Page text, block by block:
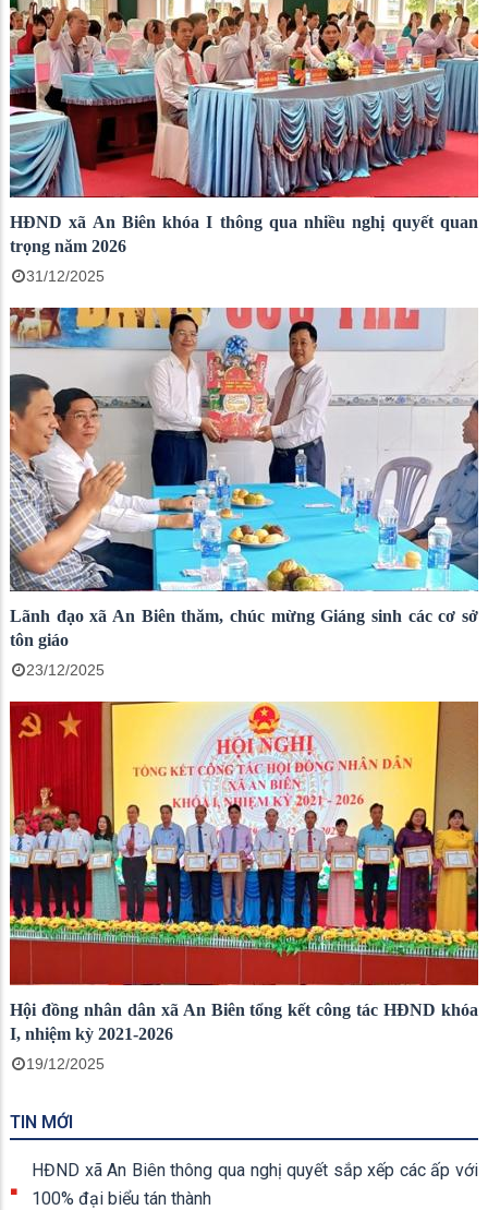
HĐND xã An Biên khóa I thông qua nhiều nghị quyết quan
trọng năm 2026
31/12/2025
Lãnh đạo xã An Biên thăm, chúc mừng Giáng sinh các cơ sở
tôn giáo
23/12/2025
Hội đồng nhân dân xã An Biên tổng kết công tác HĐND khóa
I, nhiệm kỳ 2021-2026
19/12/2025
TIN MỚI
HĐND xã An Biên thông qua nghị quyết sắp xếp các ấp với
100% đại biểu tán thành